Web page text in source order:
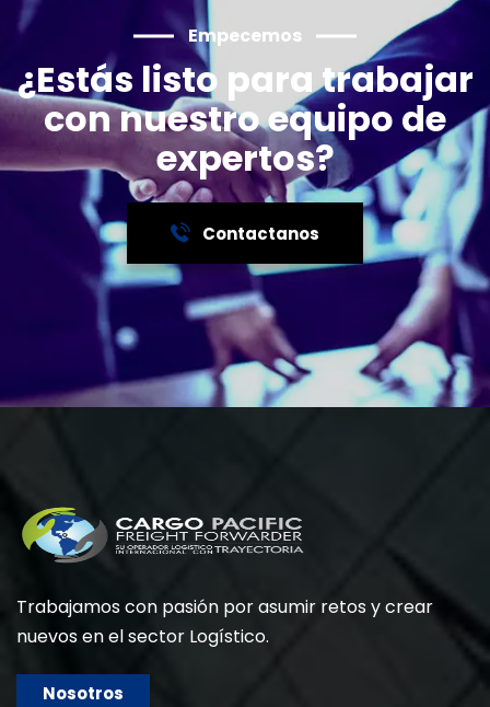
Empecemos
¿Estás listo para trabajar
con nuestro equipo de
expertos?
Contactanos
Trabajamos con pasión por asumir retos y crear
nuevos en el sector Logístico.
Nosotros